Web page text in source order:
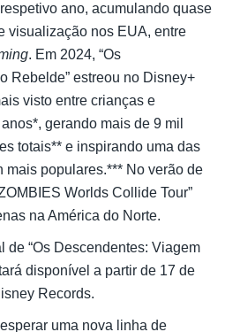
ano, acumulando quase
visualização nos EUA, entre
. Em 2024, “Os
Rebelde” estreou no Disney+
visto entre crianças e
gerando mais de 9 mil
totais** e inspirando uma das
mais populares.*** No verão de
Worlds Collide Tour”
na América do Norte.
de “Os Descendentes: Viagem
disponível a partir de 17 de
Records.
uma nova linha de